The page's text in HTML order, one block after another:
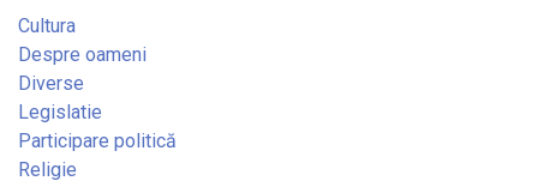
Cultura
Despre oameni
Diverse
Legislatie
Participare politică
Religie